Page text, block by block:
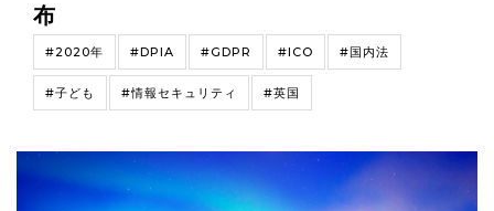
布
#2020年 #DPIA #GDPR #ICO #国内法
#子ども #情報セキュリティ #英国